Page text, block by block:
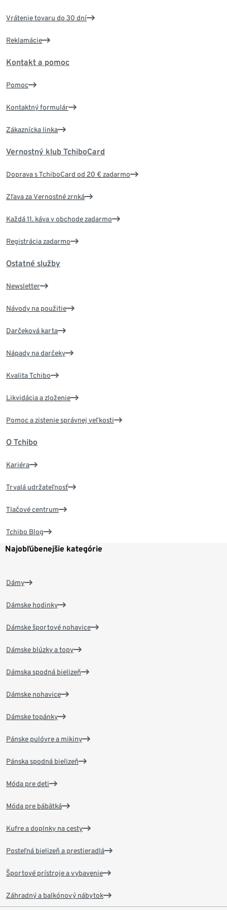
Vrátenie tovaru do 30 dní
Reklamácie
Kontakt a pomoc
Pomoc
Kontaktný formulár
Zákaznícka linka
Vernostný klub TchiboCard
Doprava s TchiboCard od 20 € zadarmo
Zľava za Vernostné zrnká
Každá 11. káva v obchode zadarmo
Registrácia zadarmo
Ostatné služby
Newsletter
Návody na použitie
Darčeková karta
Nápady na darčeky
Kvalita Tchibo
Likvidácia a zloženie
Pomoc a zistenie správnej veľkosti
O Tchibo
Kariéra
Trvalá udržateľnosť
Tlačové centrum
Tchibo Blog
Najobľúbenejšie kategórie
Dámy
Dámske hodinky
Dámske športové nohavice
Dámske blúzky a topy
Dámska spodná bielizeň
Dámske nohavice
Dámske topánky
Pánske pulóvre a mikiny
Pánska spodná bielizeň
Móda pre deti
Móda pre bábätká
Kufre a doplnky na cesty
Posteľná bielizeň a prestieradlá
Športové prístroje a vybavenie
Záhradný a balkónový nábytok